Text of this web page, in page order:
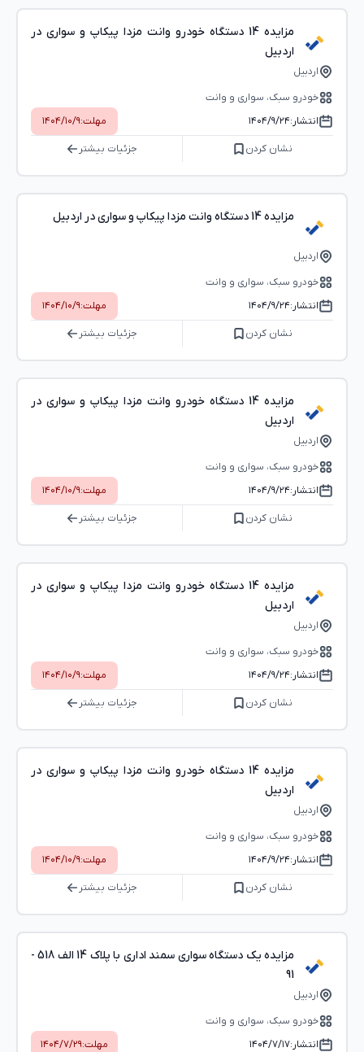
مزایده 14 دستگاه خودرو وانت مزدا پیکاپ و سواری در
اردبیل
اردبیل
خودرو سبک، سواری و وانت
انتشار:۱۴۰۴/۹/۲۴ مهلت:۱۴۰۴/۱۰/۹
نشان کردن جزئیات بیشتر
مزایده 14 دستگاه وانت مزدا پیکاپ و سواری در اردبیل
اردبیل
خودرو سبک، سواری و وانت
انتشار:۱۴۰۴/۹/۲۴ مهلت:۱۴۰۴/۱۰/۹
نشان کردن جزئیات بیشتر
مزایده 14 دستگاه خودرو وانت مزدا پیکاپ و سواری در
اردبیل
اردبیل
خودرو سبک، سواری و وانت
انتشار:۱۴۰۴/۹/۲۴ مهلت:۱۴۰۴/۱۰/۹
نشان کردن جزئیات بیشتر
مزایده 14 دستگاه خودرو وانت مزدا پیکاپ و سواری در
اردبیل
اردبیل
خودرو سبک، سواری و وانت
انتشار:۱۴۰۴/۹/۲۴ مهلت:۱۴۰۴/۱۰/۹
نشان کردن جزئیات بیشتر
مزایده 14 دستگاه خودرو وانت مزدا پیکاپ و سواری در
اردبیل
اردبیل
خودرو سبک، سواری و وانت
انتشار:۱۴۰۴/۹/۲۴ مهلت:۱۴۰۴/۱۰/۹
نشان کردن جزئیات بیشتر
مزایده یک دستگاه سواری سمند اداری با پلاک 14 الف 518 -
91
اردبیل
خودرو سبک، سواری و وانت
انتشار:۱۴۰۴/۷/۱۷ مهلت:۱۴۰۴/۷/۲۹